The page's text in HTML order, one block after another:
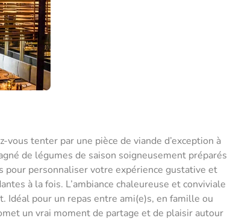
tenter par une pièce de viande d’exception à
de légumes de saison soigneusement préparés
pour personnaliser votre expérience gustative et
à la fois. L’ambiance chaleureuse et conviviale
Idéal pour un repas entre ami(e)s, en famille ou
un vrai moment de partage et de plaisir autour